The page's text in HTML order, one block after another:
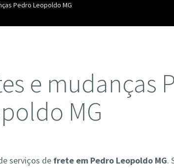
Pedro Leopoldo MG
e mudanças
MG
serviços de frete em Pedro Leopoldo MG.